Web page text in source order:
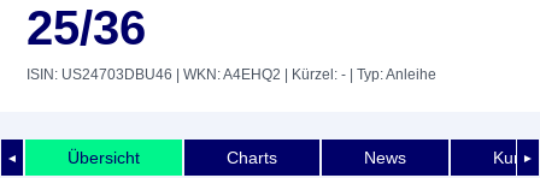
25/36
ISIN: US24703DBU46 | WKN: A4EHQ2 | Kürzel: - | Typ: Anleihe
◄ ►
Übersicht Charts News